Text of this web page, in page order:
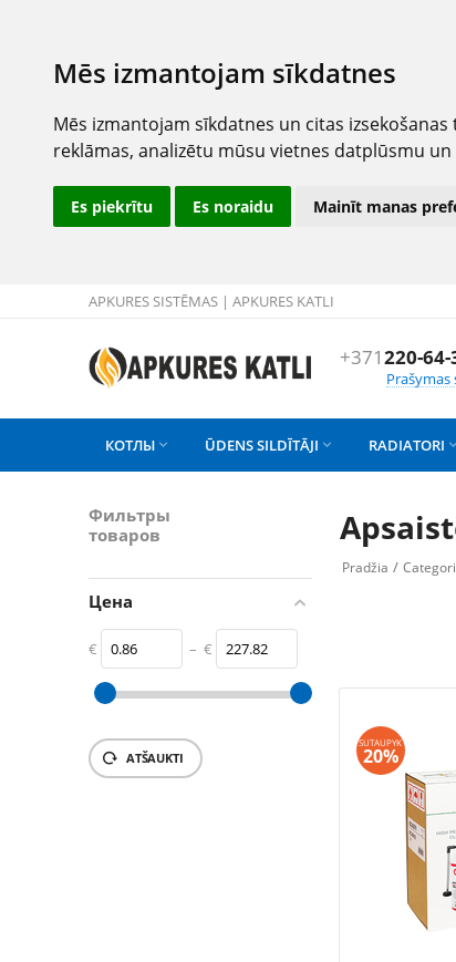
Mēs izmantojam sīkdatnes
Mēs izmantojam sīkdatnes un citas
reklāmas, analizētu mūsu vietnes datplūsmu
Es piekrītu Es noraidu Mainīt manas
APKURES SISTĒMAS | APKURES KATLI
+371220-64-
КОТЛЫ  ŪDENS SILDĪTĀJI  RADIATORI 
Фильтры
товаров
Цена
€ – €
0.86 227.82
ATŠAUKTI
Pradžia /
SUTAUPYK
20%